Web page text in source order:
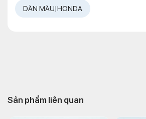
DÀN MÀU|HONDA
Sản phẩm liên quan